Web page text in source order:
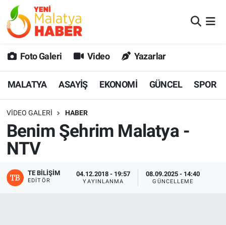
Foto Galeri Video Yazarlar
MALATYA ASAYİŞ EKONOMİ GÜNCEL SPOR
VIDEO GALERI HABER
Benim Şehrim Malatya -
NTV
TE BILIŞIM
EDITÖR
04.12.2018 - 19:57
YAYINLANMA
08.09.2025 - 14:40
GÜNCELLEME
MALATYA
GÜNCEL
SPOR
SAĞLIK
DİĞER
Malatya Nöbetçi Eczaneler
MALATYA Namaz Vakitleri
Malatya Trafik Yoğunluk Haritası
Süper Lig Puan Durumu ve Fikstür
Tüm Manşetler